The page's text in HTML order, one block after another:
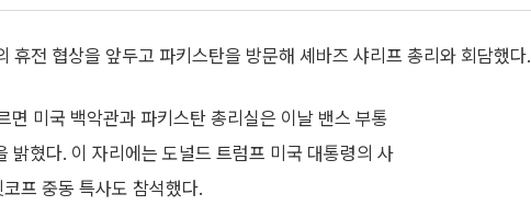
휴전 협상을 앞두고 파키스탄을 방문해 셰바즈 샤리프 총리와 회담했다.
면 미국 백악관과 파키스탄 총리실은 이날 밴스 부통
밝혔다. 이 자리에는 도널드 트럼프 미국 대통령의 사
프 중동 특사도 참석했다.